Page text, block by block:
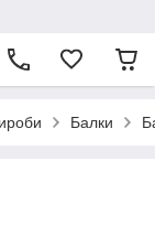
Балки